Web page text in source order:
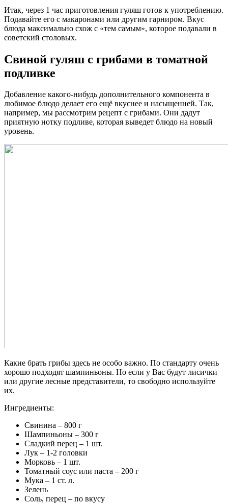
Итак, через 1 час приготовления гуляш готов к употреблению.
Подавайте его с макаронами или другим гарниром. Вкус
блюда максимально схож с «тем самым», которое подавали в
советский столовых.
Свиной гуляш с грибами в томатной
подливке
Добавление какого-нибудь дополнительного компонента в
любимое блюдо делает его ещё вкуснее и насыщенней. Так,
например, мы рассмотрим рецепт с грибами. Они дадут
приятную нотку подливе, которая выведет блюдо на новый
уровень.
Какие брать грибы здесь не особо важно. По стандарту очень
хорошо подходят шампиньоны. Но если у Вас будут лисички
или другие лесные представители, то свободно используйте
их.
Ингредиенты:
Свинина – 800 г
Шампиньоны – 300 г
Сладкий перец – 1 шт.
Лук – 1-2 головки
Морковь – 1 шт.
Томатный соус или паста – 200 г
Мука – 1 ст. л.
Зелень
Соль, перец – по вкусу